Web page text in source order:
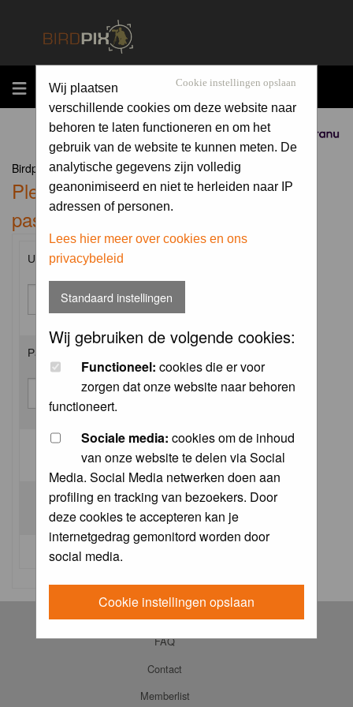
MENU
Sponsored by
Cookie instellingen opslaan
Wij plaatsen
verschillende cookies om deze website naar
behoren te laten functioneren en om het
gebruik van de website te kunnen meten. De
analytische gegevens zijn volledig
geanonimiseerd en niet te herleiden naar IP
adressen of personen.
Lees hier meer over cookies en ons
privacybeleid
Standaard instellingen
Wij gebruiken de volgende cookies:
Functioneel: cookies die er voor
zorgen dat onze website naar behoren
functioneert.
Sociale media: cookies om de inhoud
van onze website te delen via Social
Media. Social Media netwerken doen aan
profiling en tracking van bezoekers. Door
deze cookies te accepteren kan je
internetgedrag gemonitord worden door
social media.
Cookie instellingen opslaan
Birdpix.nl Forum Index
Please enter your username and
password to log in.
Username:
Password:
Log me on automatically each visit:
I forgot my password
FAQ
Contact
Memberlist